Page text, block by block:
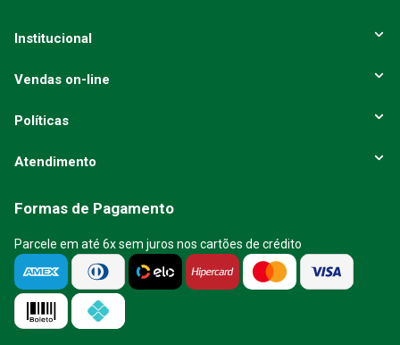
Institucional
Vendas on-line
Políticas
Atendimento
Formas de Pagamento
Parcele em até 6x sem juros nos cartões de crédito